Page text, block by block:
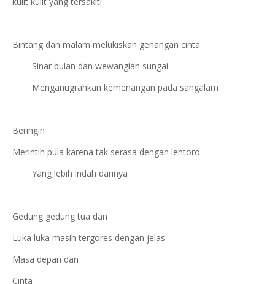
Bintang dan malam melukiskan genangan cinta
Sinar bulan dan wewangian sungai
Menganugrahkan kemenangan pada sangalam
Beringin
Merintih pula karena tak serasa dengan lentoro
Yang lebih indah darinya
Gedung gedung tua dan
Luka luka masih tergores dengan jelas
Masa depan dan
Cinta